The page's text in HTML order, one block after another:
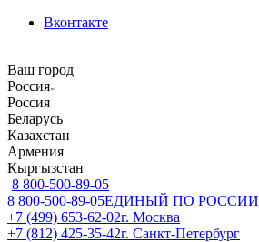
Вконтакте
Ваш город
Россия
Россия
Беларусь
Казахстан
Армения
Кыргызстан
8 800-500-89-05
8 800-500-89-05ЕДИНЫЙ ПО РОССИИ
+7 (499) 653-62-02г. Москва
+7 (812) 425-35-42г. Санкт-Петербург